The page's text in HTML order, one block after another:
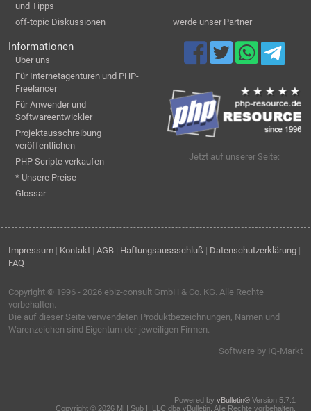
und Tipps
off-topic Diskussionen
werde unser Partner
Informationen
Über uns
Für Internetagenturen und PHP-
Freelancer
Für Anwender und
Softwareentwickler
Projektausschreibung
veröffentlichen
PHP Scripte verkaufen
* Unsere Preise
Glossar
Jetzt auf unserer Seite:
Impressum | Kontakt | AGB | Haftungsaussschluß | Datenschutzerklärung |
FAQ
Copyright © 1996 - 2026 ebiz-consult GmbH & Co. KG. Alle Rechte
vorbehalten.
Die auf dieser Seite verwendeten Produktbezeichnungen, Namen und
Warenzeichen sind Eigentum der jeweiligen Firmen.
Software by IQ-Markt
Powered by vBulletin® Version 5.7.1
Copyright © 2026 MH Sub I, LLC dba vBulletin. Alle Rechte vorbehalten.